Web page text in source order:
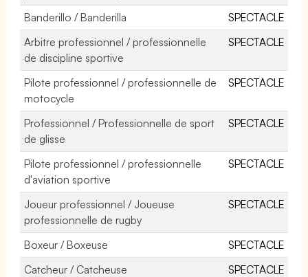
Banderillo / Banderilla
SPECTACLE
Arbitre professionnel / professionnelle
de discipline sportive
SPECTACLE
Pilote professionnel / professionnelle de
motocycle
SPECTACLE
Professionnel / Professionnelle de sport
de glisse
SPECTACLE
Pilote professionnel / professionnelle
d'aviation sportive
SPECTACLE
Joueur professionnel / Joueuse
professionnelle de rugby
SPECTACLE
Boxeur / Boxeuse
SPECTACLE
Catcheur / Catcheuse
SPECTACLE